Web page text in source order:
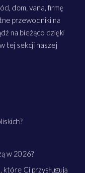
dom, vana, firmę
przewodniki na
na bieżąco dzięki
tej sekcji naszej
w 2026?
które Ci przysługują